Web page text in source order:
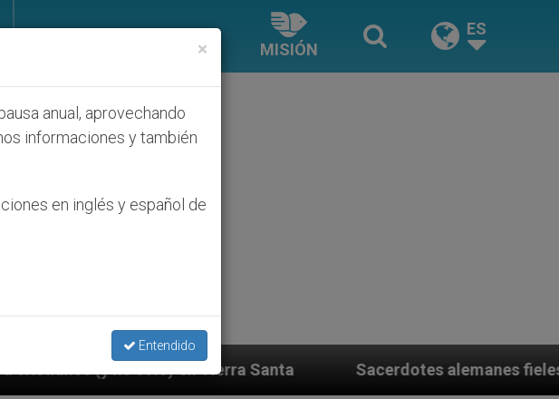
MISIÓN
ES
Santa Sacerdotes alemanes fieles al Papa contestan a su
×
anual, aprovechando
informaciones y también
en inglés y español de
Entendido